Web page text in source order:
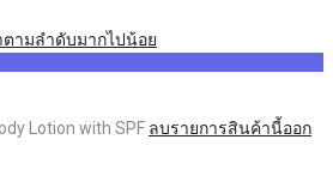
ตามลำดับมากไปน้อย
Lotion with SPF ลบรายการสินค้านี้ออก